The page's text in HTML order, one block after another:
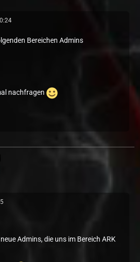
Bereichen Admins
nachfragen
Admins, die uns im Bereich ARK